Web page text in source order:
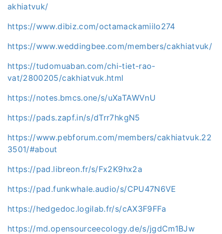
akhiatvuk/
https://www.dibiz.com/octamackamiilo274
https://www.weddingbee.com/members/cakhiatvuk/
https://tudomuaban.com/chi-tiet-rao-
vat/2800205/cakhiatvuk.html
https://notes.bmcs.one/s/uXaTAWVnU
https://pads.zapf.in/s/dTrr7hkgN5
https://www.pebforum.com/members/cakhiatvuk.22
3501/#about
https://pad.libreon.fr/s/Fx2K9hx2a
https://pad.funkwhale.audio/s/CPU47N6VE
https://hedgedoc.logilab.fr/s/cAX3F9FFa
https://md.opensourceecology.de/s/jgdCm1BJw